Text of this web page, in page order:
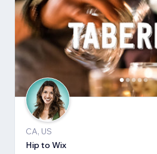
CA, US
Hip to Wix